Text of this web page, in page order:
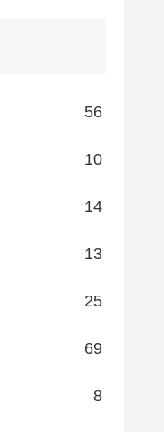
56
10
14
13
25
69
8